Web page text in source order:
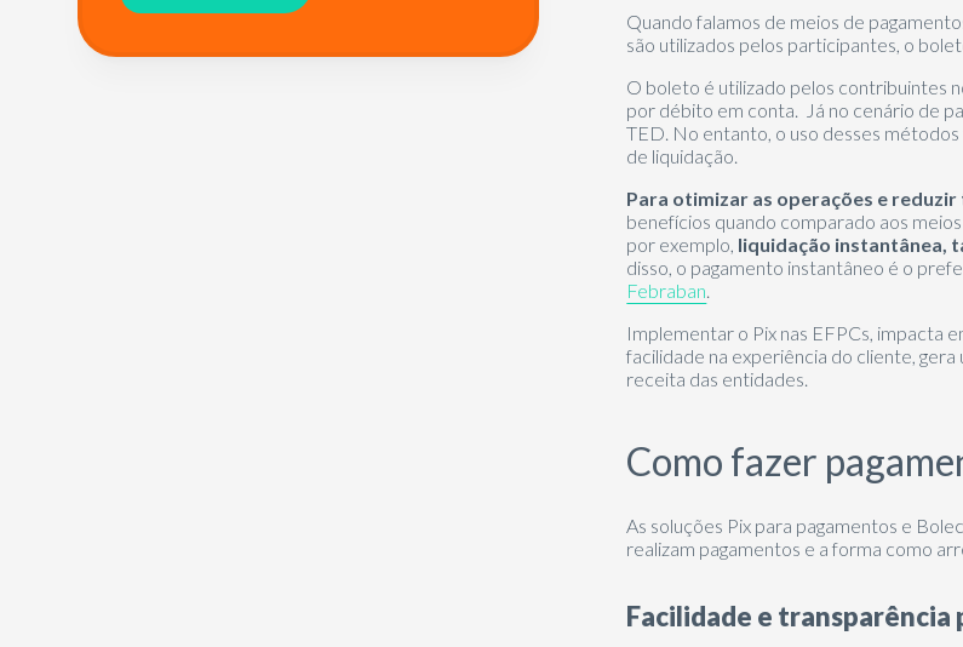
Quando falamos de meios de
são utilizados pelos participantes, o
O boleto é utilizado pelos contribuintes
por débito em conta. Já no cenário de
TED. No entanto, o uso desses
de liquidação.
Para otimizar as operações e
benefícios quando comparado aos
por exemplo, liquidação instantânea,
disso, o pagamento instantâneo é o
Febraban.
Implementar o Pix nas EFPCs, impacta
facilidade na experiência do cliente,
receita das entidades.
Como fazer
As soluções Pix para pagamentos e
realizam pagamentos e a forma como
Facilidade e transparência